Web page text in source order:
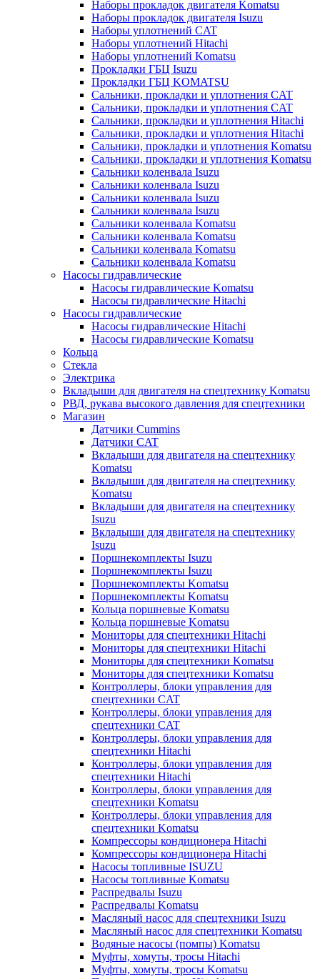
Наборы прокладок двигателя Komatsu
Наборы прокладок двигателя Isuzu
Наборы уплотнений CAT
Наборы уплотнений Hitachi
Наборы уплотнений Komatsu
Прокладки ГБЦ Isuzu
Прокладки ГБЦ KOMATSU
Сальники, прокладки и уплотнения CAT
Сальники, прокладки и уплотнения CAT
Сальники, прокладки и уплотнения Hitachi
Сальники, прокладки и уплотнения Hitachi
Сальники, прокладки и уплотнения Komatsu
Сальники, прокладки и уплотнения Komatsu
Сальники коленвала Isuzu
Сальники коленвала Isuzu
Сальники коленвала Isuzu
Сальники коленвала Isuzu
Сальники коленвала Komatsu
Сальники коленвала Komatsu
Сальники коленвала Komatsu
Сальники коленвала Komatsu
Насосы гидравлические
Насосы гидравлические Komatsu
Насосы гидравлические Hitachi
Насосы гидравлические
Насосы гидравлические Hitachi
Насосы гидравлические Komatsu
Кольца
Стекла
Электрика
Вкладыши для двигателя на спецтехнику Komatsu
РВД, рукава высокого давления для спецтехники
Магазин
Датчики Cummins
Датчики CAT
Вкладыши для двигателя на спецтехнику
Komatsu
Вкладыши для двигателя на спецтехнику
Komatsu
Вкладыши для двигателя на спецтехнику
Isuzu
Вкладыши для двигателя на спецтехнику
Isuzu
Поршнекомплекты Isuzu
Поршнекомплекты Isuzu
Поршнекомплекты Komatsu
Поршнекомплекты Komatsu
Кольца поршневые Komatsu
Кольца поршневые Komatsu
Мониторы для спецтехники Hitachi
Мониторы для спецтехники Hitachi
Мониторы для спецтехники Komatsu
Мониторы для спецтехники Komatsu
Контроллеры, блоки управления для
спецтехники CAT
Контроллеры, блоки управления для
спецтехники CAT
Контроллеры, блоки управления для
спецтехники Hitachi
Контроллеры, блоки управления для
спецтехники Hitachi
Контроллеры, блоки управления для
спецтехники Komatsu
Контроллеры, блоки управления для
спецтехники Komatsu
Компрессоры кондиционера Hitachi
Компрессоры кондиционера Hitachi
Насосы топливные ISUZU
Насосы топливные Komatsu
Распредвалы Isuzu
Распредвалы Komatsu
Масляный насос для спецтехники Isuzu
Масляный насос для спецтехники Komatsu
Водяные насосы (помпы) Komatsu
Муфты, хомуты, тросы Hitachi
Муфты, хомуты, тросы Komatsu